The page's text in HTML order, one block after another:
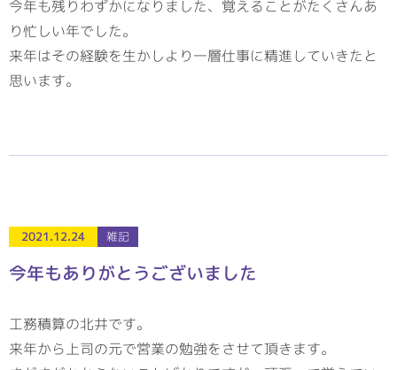
今年も残りわずかになりました、覚えることがたくさんあ
り忙しい年でした。
来年はその経験を生かしより一層仕事に精進していきたと
思います。
2021.12.24 雑記
今年もありがとうございました
工務積算の北井です。
来年から上司の元で営業の勉強をさせて頂きます。